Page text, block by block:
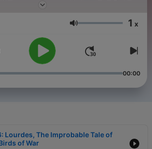
디지털 오디오 환경에 맞게 변용하여, 청취자
러 세그먼트로 나뉘어 있으며, 각 주제는 심도
음량 1 x
00:00
Lourdes, The Improbable Tale of
of War